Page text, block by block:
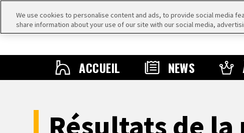
ACCUEIL NEWS
Résultats de la
We use cookies to personalise content and ads, to provide social media
share information about your use of our site with our social media,